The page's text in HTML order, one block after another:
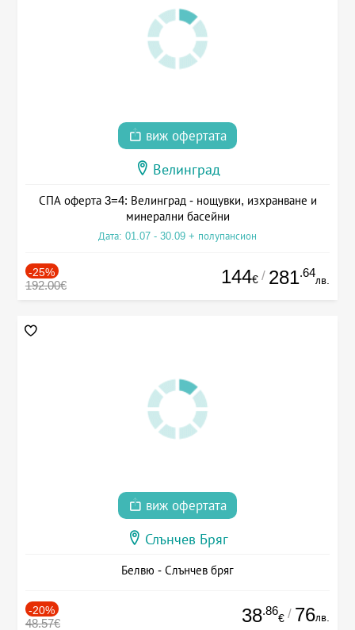
виж офертата
Велинград
СПА оферта 3=4: Велинград - нощувки, изхранване и
минерални басейни
Дата: 01.07 - 30.09 + полупансион
-25%
192.00€ 144€ / 281.64
лв.
виж офертата
Слънчев Бряг
Белвю - Слънчев бряг
-20%
48.57€ 38.86
€ / 76лв.